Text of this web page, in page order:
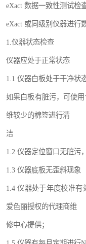
eXact 数据一致性测试检
eXact 或同级别仪器进行
1.仪器状态检查
仪器应处于正常状态
1.1 仪器白板处于干净状
如果白板有脏污，可使
维较少的棉签进行清
洁
1.2 仪器定位窗口无脏污
1.3 仪器底板无歪斜现象
1.4 仪器处于年度校准
爱色丽授权的代理商维
修中心提供；